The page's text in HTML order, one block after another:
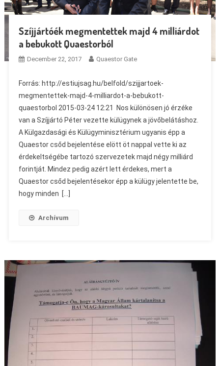
Szíjjártóék megmentettek majd 4 milliárdot
a bebukott Quaestorból
December 22, 2017 Quaestor Gate
Forrás: http://estiujsag.hu/belfold/szijjartoek-
megmentettek-majd-4-milliardot-a-bebukott-
quaestorbol 2015-03-24 12:21 Nos különösen jó érzéke
van a Szíjjártó Péter vezette külügynek a jövőbelátáshoz.
A Külgazdasági és Külügyminisztérium ugyanis épp a
Quaestor csőd bejelentése elött öt nappal vette ki az
érdekeltségébe tartozó szervezetek majd négy milliárd
forintját. Mindez pedig azért lett érdekes, mert a
Quaestor csőd bejelentésekor épp a külügy jelentette be,
hogy minden […]
Archívum